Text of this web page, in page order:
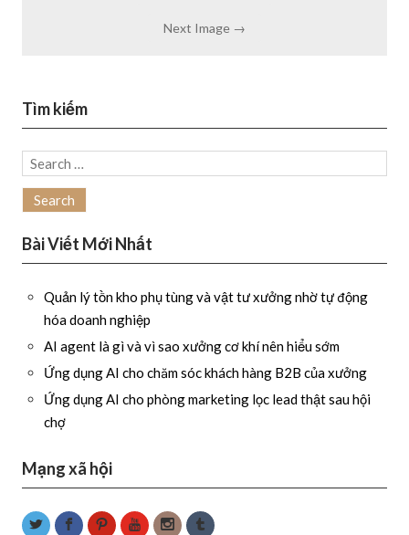
Next Image →
Tìm kiếm
Search
for:
Bài Viết Mới Nhất
Quản lý tồn kho phụ tùng và vật tư xưởng nhờ tự động
hóa doanh nghiệp
AI agent là gì và vì sao xưởng cơ khí nên hiểu sớm
Ứng dụng AI cho chăm sóc khách hàng B2B của xưởng
Ứng dụng AI cho phòng marketing lọc lead thật sau hội
chợ
Mạng xã hội